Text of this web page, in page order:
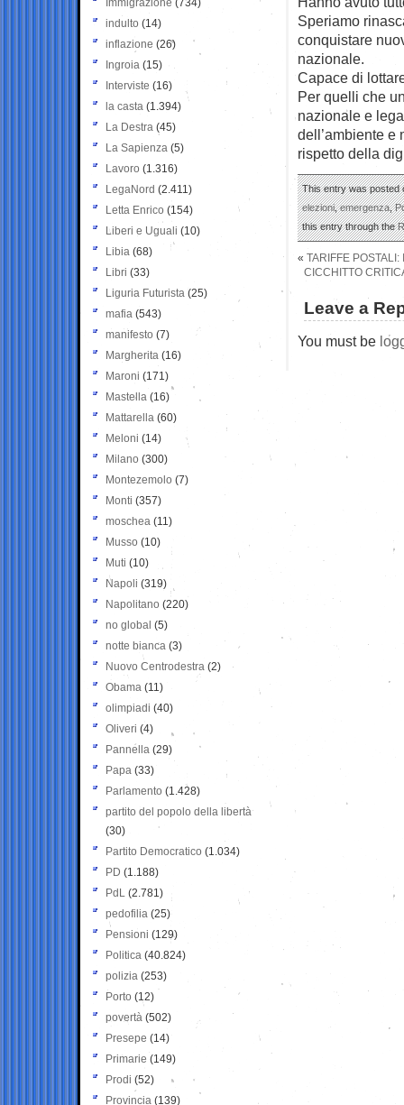
Speriamo
conquistare
nazionale.
Capace di
Per quelli che
nazionale e
dell’ambiente
rispetto della
This entry was posted
elezioni,emergenza,
this entry through the
« TARIFFE POSTALI:
CICCHITTO
Leave a
You must be
Immigrazione (734)
indulto (14)
inflazione (26)
Ingroia (15)
Interviste (16)
la casta (1.394)
La Destra (45)
La Sapienza (5)
Lavoro (1.316)
LegaNord (2.411)
Letta Enrico (154)
Liberi e Uguali (10)
Libia (68)
Libri (33)
Liguria Futurista (25)
mafia (543)
manifesto (7)
Margherita (16)
Maroni (171)
Mastella (16)
Mattarella (60)
Meloni (14)
Milano (300)
Montezemolo (7)
Monti (357)
moschea (11)
Musso (10)
Muti (10)
Napoli (319)
Napolitano (220)
no global (5)
notte bianca (3)
Nuovo Centrodestra (2)
Obama (11)
olimpiadi (40)
Oliveri (4)
Pannella (29)
Papa (33)
Parlamento (1.428)
partito del popolo della libertà
(30)
Partito Democratico (1.034)
PD (1.188)
PdL (2.781)
pedofilia (25)
Pensioni (129)
Politica (40.824)
polizia (253)
Porto (12)
povertà (502)
Presepe (14)
Primarie (149)
Prodi (52)
Provincia (139)